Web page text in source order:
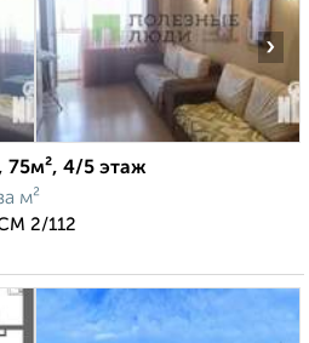
›
75м², 4/5 этаж
м²
2/112